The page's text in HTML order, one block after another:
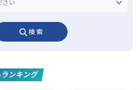
検 索
ンキング